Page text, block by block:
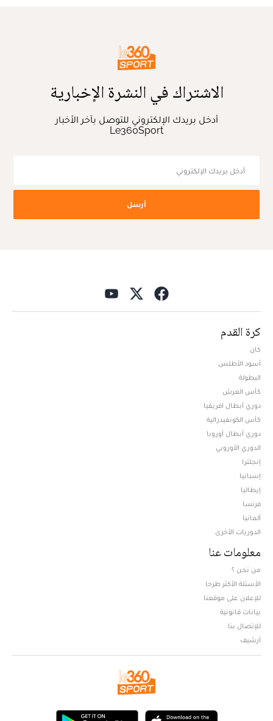
الاشتراك في النشرة الإخبارية
أدخل بريدك الإلكتروني للتوصل بآخر الأخبار
Le360Sport
أرسل
كرة القدم
كان
أسود الأطلس
البطولة
كأس العرش
دوري أبطال افريقيا
كأس الكونفيدرالية
دوري أبطال أوروبا
الدوري الأوروبي
إنجلترا
إسبانيا
إيطاليا
فرنسا
ألمانيا
الدوريات الأخرى
معلومات عنا
من نحن ؟
الأسئلة الأكثر طرحا
للإعلان على موقعنا
بيانات قانونية
للإتصال بنا
أرشيف